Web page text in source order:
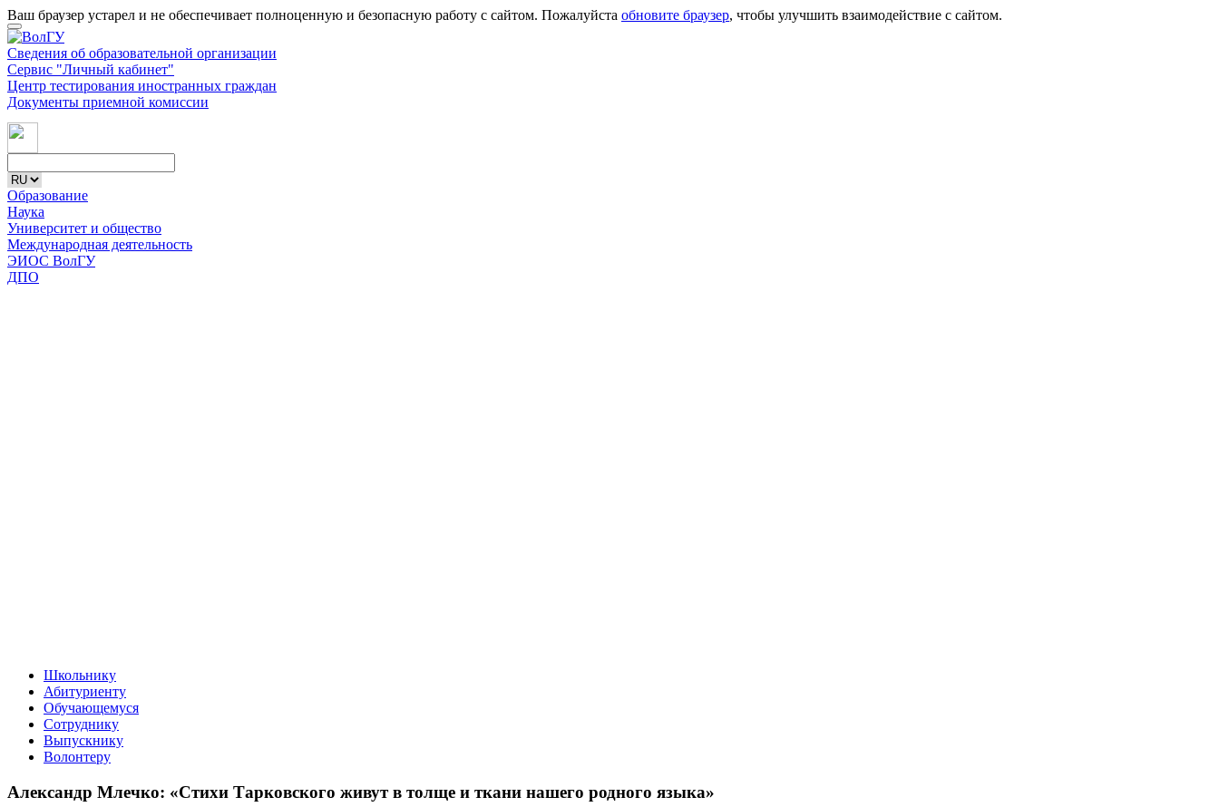
Ваш браузер устарел и не обеспечивает полноценную и безопасную работу с сайтом. Пожалуйста обновите браузер, чтобы улучшить взаимодействие с сайтом.
Сведения об образовательной организации
Сервис "Личный кабинет"
Центр тестирования иностранных граждан
Документы приемной комиссии
Образование
Наука
Университет и общество
Международная деятельность
ЭИОС ВолГУ
ДПО
Школьнику
Абитуриенту
Обучающемуся
Сотруднику
Выпускнику
Волонтеру
Александр Млечко: «Стихи Тарковского живут в толще и ткани нашего родного языка»